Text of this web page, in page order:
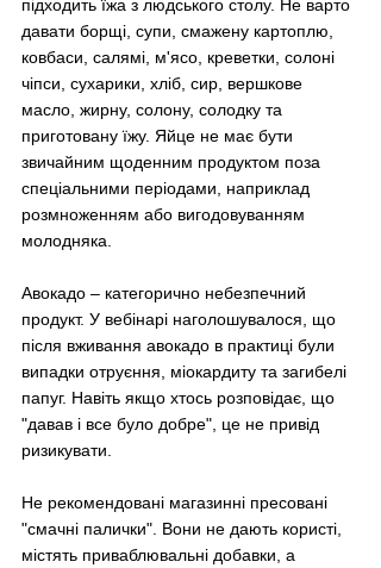
підходить їжа з людського столу. Не варто
давати борщі, супи, смажену картоплю,
ковбаси, салямі, м'ясо, креветки, солоні
чіпси, сухарики, хліб, сир, вершкове
масло, жирну, солону, солодку та
приготовану їжу. Яйце не має бути
звичайним щоденним продуктом поза
спеціальними періодами, наприклад
розмноженням або вигодовуванням
молодняка.
Авокадо – категорично небезпечний
продукт. У вебінарі наголошувалося, що
після вживання авокадо в практиці були
випадки отруєння, міокардиту та загибелі
папуг. Навіть якщо хтось розповідає, що
"давав і все було добре", це не привід
ризикувати.
Не рекомендовані магазинні пресовані
"смачні палички". Вони не дають користі,
містять приваблювальні добавки, а